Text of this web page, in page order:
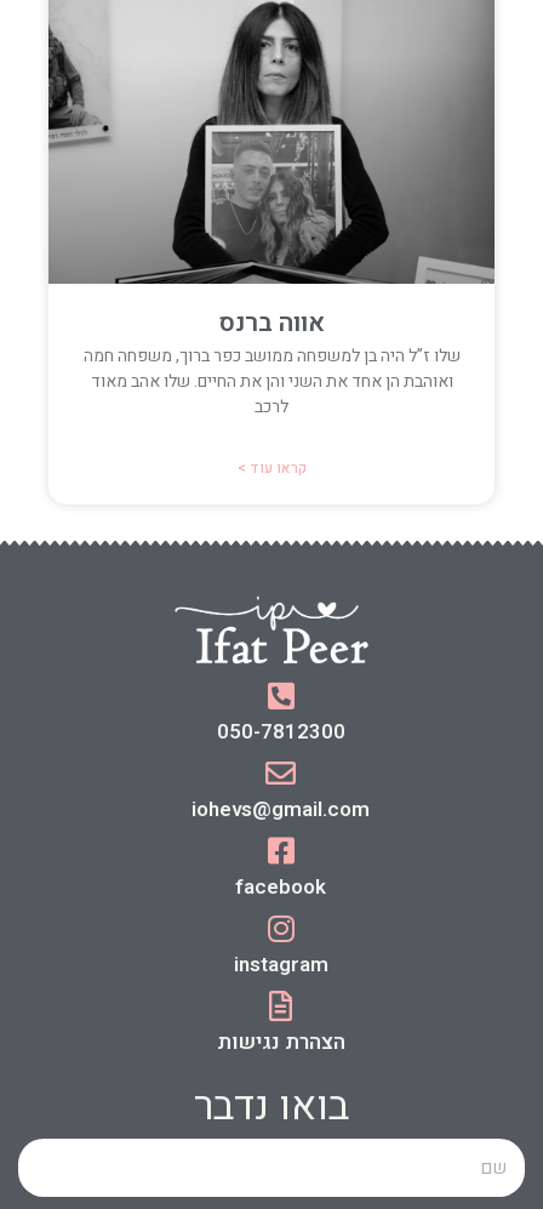
אווה ברנס
שלו ז”ל היה בן למשפחה ממושב כפר ברוך, משפחה חמה
ואוהבת הן אחד את השני והן את החיים. שלו אהב מאוד
לרכב
קראו עוד >
050-7812300
iohevs@gmail.com
facebook
instagram
הצהרת נגישות
בואו נדבר